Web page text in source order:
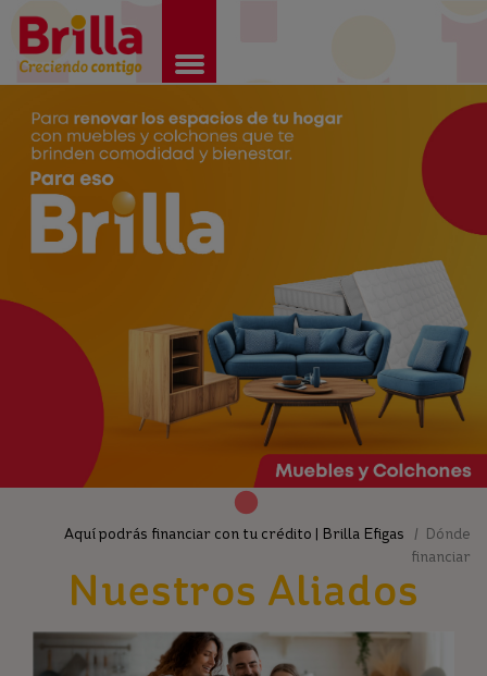
Aquí podrás financiar con tu crédito | Brilla Efigas / Dónde
financiar
Nuestros Aliados